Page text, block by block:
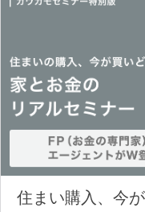
住まい購入、今